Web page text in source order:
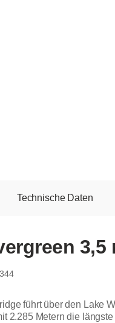
Technische Daten
3,5
führt über den Lake
2.285 Metern die